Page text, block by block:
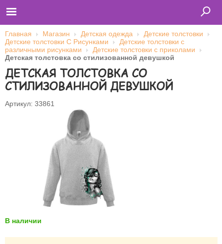
Главная
Футболки
Толстовки (кенгурушки)
Свитшоты
Бейсболки
Имя пользователя (логин)
Запомнить меня
Главная Магазин Детская одежда
Детские толстовки
Детские толстовки С Рисунками
Детские толстовки с
различными рисунками
Детские толстовки с приколами
Детская толстовка со стилизованной девушкой
ДЕТСКАЯ ТОЛСТОВКА СО
СТИЛИЗОВАННОЙ ДЕВУШКОЙ
Артикул: 33861
В наличии